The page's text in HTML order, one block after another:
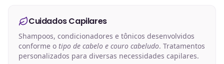
Cuidados Capilares
Shampoos, condicionadores e tônicos desenvolvidos
conforme o tipo de cabelo e couro cabeludo. Tratamentos
personalizados para diversas necessidades capilares.